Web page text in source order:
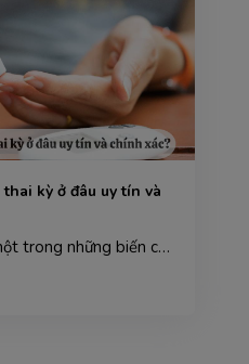
kỳ ở đâu uy tín và
Tiểu đường thai kỳ là một trong những biến chứng thường gặp trong thai kỳ, có thể gây ảnh hưởng nghi...